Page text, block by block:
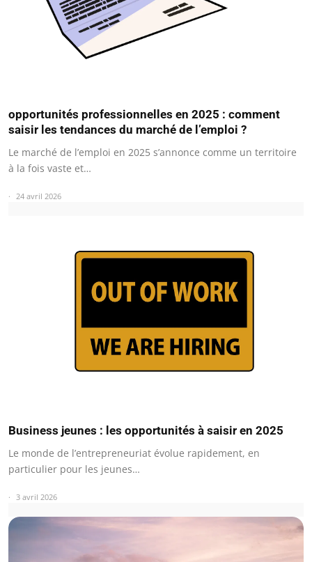
opportunités professionnelles en 2025 : comment
saisir les tendances du marché de l’emploi ?
Le marché de l’emploi en 2025 s’annonce comme un territoire
à la fois vaste et…
24 avril 2026
Business jeunes : les opportunités à saisir en 2025
Le monde de l’entrepreneuriat évolue rapidement, en
particulier pour les jeunes…
3 avril 2026